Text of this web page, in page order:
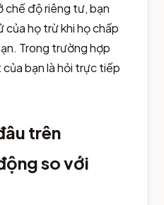
chế độ riêng tư, bạn
của họ trừ khi họ chấp
Trong trường hợp
bạn là hỏi trực tiếp
trên
so với